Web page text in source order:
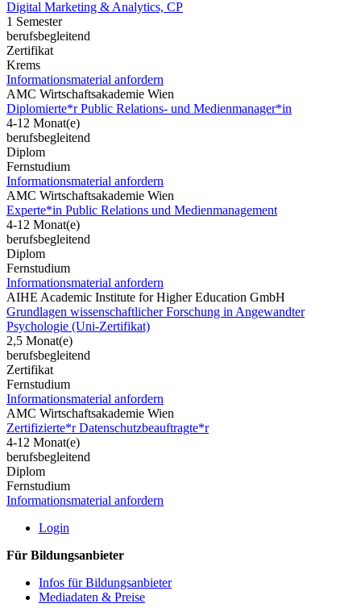
Digital Marketing & Analytics, CP
1 Semester
berufsbegleitend
Zertifikat
Krems
Informationsmaterial anfordern
AMC Wirtschaftsakademie Wien
Diplomierte*r Public Relations- und Medienmanager*in
4-12 Monat(e)
berufsbegleitend
Diplom
Fernstudium
Informationsmaterial anfordern
AMC Wirtschaftsakademie Wien
Experte*in Public Relations und Medienmanagement
4-12 Monat(e)
berufsbegleitend
Diplom
Fernstudium
Informationsmaterial anfordern
AIHE Academic Institute for Higher Education GmbH
Grundlagen wissenschaftlicher Forschung in Angewandter
Psychologie (Uni-Zertifikat)
2,5 Monat(e)
berufsbegleitend
Zertifikat
Fernstudium
Informationsmaterial anfordern
AMC Wirtschaftsakademie Wien
Zertifizierte*r Datenschutzbeauftragte*r
4-12 Monat(e)
berufsbegleitend
Diplom
Fernstudium
Informationsmaterial anfordern
Login
Für Bildungsanbieter
Infos für Bildungsanbieter
Mediadaten & Preise